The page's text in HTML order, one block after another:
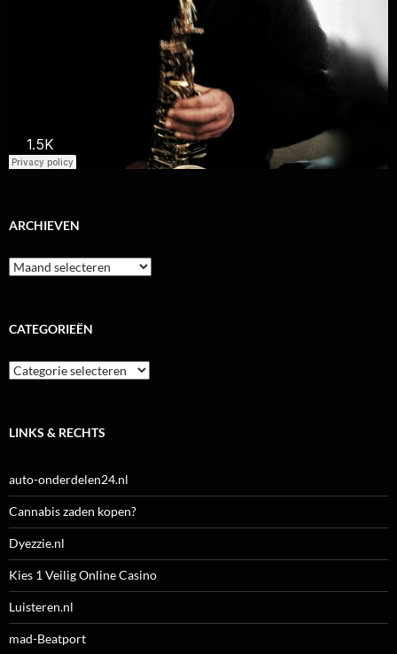
ARCHIEVEN
Archieven
CATEGORIEËN
Categorieën
LINKS & RECHTS
auto-onderdelen24.nl
Cannabis zaden kopen?
Dyezzie.nl
Kies 1 Veilig Online Casino
Luisteren.nl
mad-Beatport